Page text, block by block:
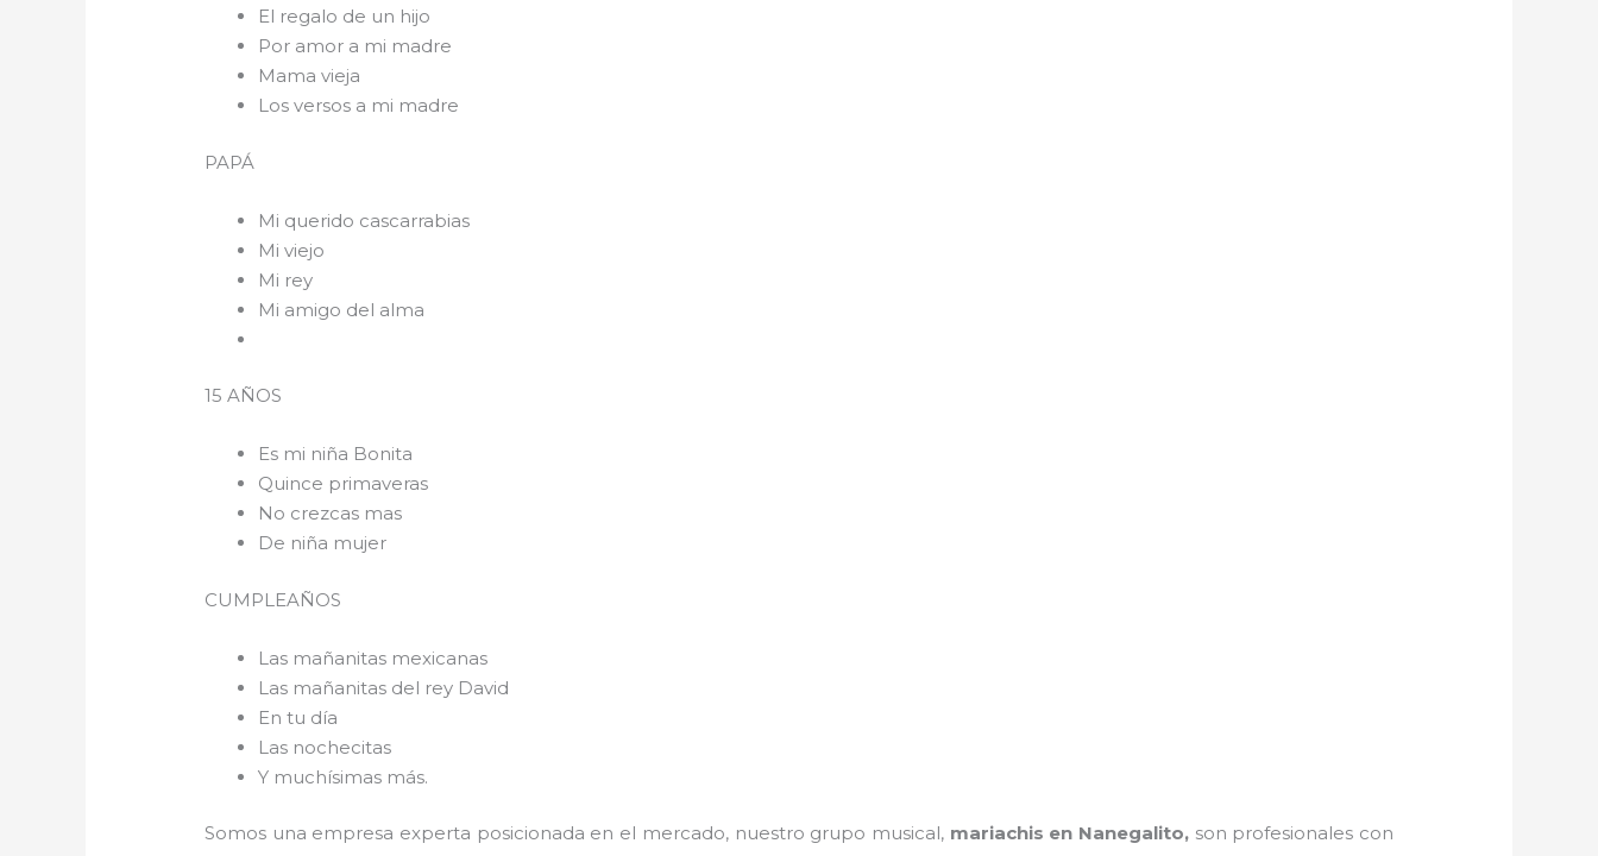
El regalo de un hijo
Por amor a mi madre
Mama vieja
Los versos a mi madre
PAPÁ
Mi querido cascarrabias
Mi viejo
Mi rey
Mi amigo del alma
15 AÑOS
Es mi niña Bonita
Quince primaveras
No crezcas mas
De niña mujer
CUMPLEAÑOS
Las mañanitas mexicanas
Las mañanitas del rey David
En tu día
Las nochecitas
Y muchísimas más.
Somos una empresa experta posicionada en el mercado, nuestro grupo musical, mariachis en Nanegalito, son profesionales con